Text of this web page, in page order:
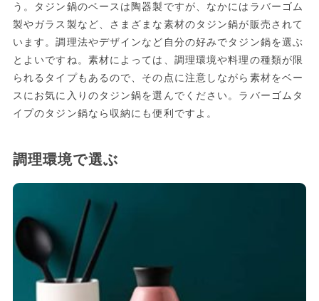
う。タジン鍋のベースは陶器製ですが、なかにはラバーゴム
製やガラス製など、さまざまな素材のタジン鍋が販売されて
います。調理法やデザインなど自分の好みでタジン鍋を選ぶ
とよいですね。素材によっては、調理環境や料理の種類が限
られるタイプもあるので、その点に注意しながら素材をベー
スにお気に入りのタジン鍋を選んでください。ラバーゴムタ
イプのタジン鍋なら収納にも便利ですよ。
調理環境で選ぶ